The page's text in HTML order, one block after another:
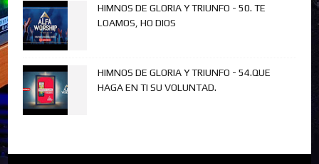
HIMNOS DE GLORIA Y TRIUNFO - 50. TE
LOAMOS, HO DIOS
HIMNOS DE GLORIA Y TRIUNFO - 54.QUE
HAGA EN TI SU VOLUNTAD.